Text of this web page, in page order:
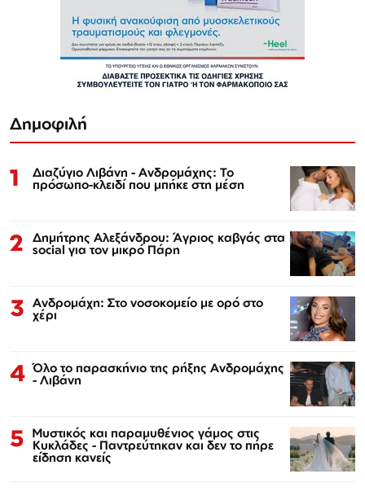
Δημοφιλή
1 Διαζύγιο Λιβάνη - Ανδρομάχης: Το
πρόσωπο-κλειδί που μπήκε στη μέση
2 Δημήτρης Αλεξάνδρου: Άγριος καβγάς στα
social για τον μικρό Πάρη
3 Ανδρομάχη: Στο νοσοκομείο με ορό στο
χέρι
4 Όλο το παρασκήνιο της ρήξης Ανδρομάχης
- Λιβάνη
5 Μυστικός και παραμυθένιος γάμος στις
Κυκλάδες - Παντρεύτηκαν και δεν το πήρε
είδηση κανείς